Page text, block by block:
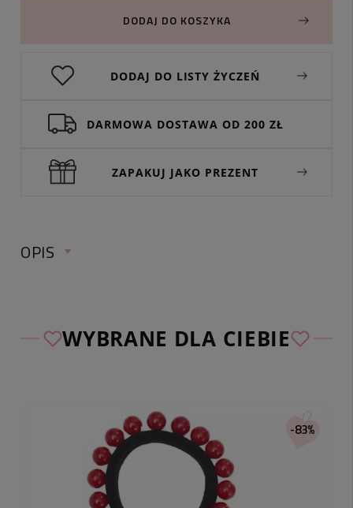
DODAJ DO KOSZYKA
DODAJ DO LISTY ŻYCZEŃ
DARMOWA DOSTAWA OD 200 ZŁ
ZAPAKUJ JAKO PREZENT
OPIS
WZORKI BOHO KOLOR RÓŻOWY
kolor przedmiotu:różowy, mix kolorów
materiał
Opaska do włosów z najnowszej kolekcji pomoże
Wam w łatwy sposób zmienić swój styl, będzie
WYBRANE DLA CIEBIE
-83%